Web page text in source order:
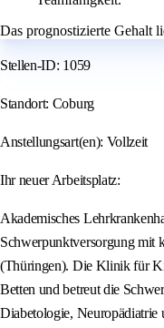
Das prognostizierte Gehalt
Stellen-ID: 1059
Standort: Coburg
Anstellungsart(en): Vollzeit
Ihr neuer Arbeitsplatz:
Akademisches
Schwerpunktversorgung mit
(Thüringen). Die Klinik für
Betten und betreut die
Diabetologie,